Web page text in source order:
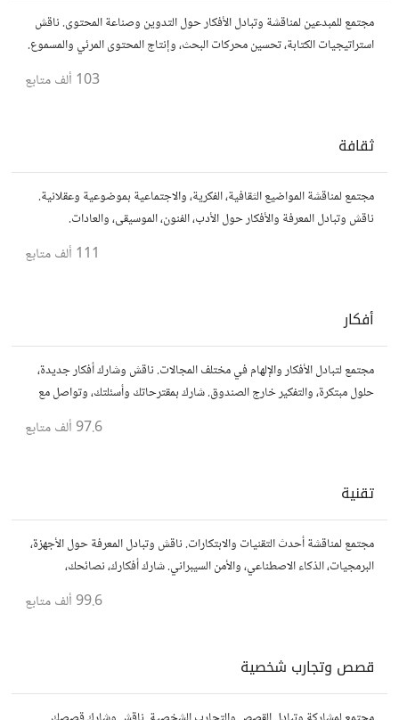
مجتمع للمبدعين لمناقشة وتبادل الأفكار حول التدوين وصناعة المحتوى. ناقش
استراتيجيات الكتابة، تحسين محركات البحث، وإنتاج المحتوى المرئي والمسموع.
103 ألف متابع
ثقافة
مجتمع لمناقشة المواضيع الثقافية، الفكرية، والاجتماعية بموضوعية وعقلانية.
ناقش وتبادل المعرفة والأفكار حول الأدب، الفنون، الموسيقى، والعادات.
111 ألف متابع
أفكار
مجتمع لتبادل الأفكار والإلهام في مختلف المجالات. ناقش وشارك أفكار جديدة،
حلول مبتكرة، والتفكير خارج الصندوق. شارك بمقترحاتك وأسئلتك، وتواصل مع
97.6 ألف متابع
تقنية
مجتمع لمناقشة أحدث التقنيات والابتكارات. ناقش وتبادل المعرفة حول الأجهزة،
البرمجيات، الذكاء الاصطناعي، والأمن السيبراني. شارك أفكارك، نصائحك،
99.6 ألف متابع
قصص وتجارب شخصية